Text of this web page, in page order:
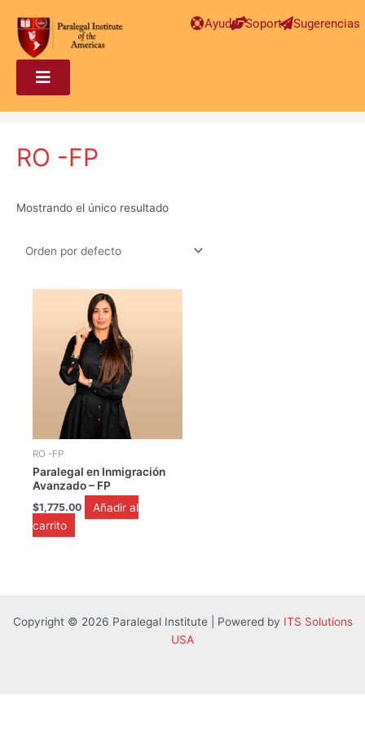
Ayuda Soporte Sugerencias
RO -FP
Mostrando el único resultado
RO -FP
Paralegal en Inmigración
Avanzado – FP
$1,775.00
Añadir al
carrito
Copyright © 2026 Paralegal Institute | Powered by ITS Solutions
USA